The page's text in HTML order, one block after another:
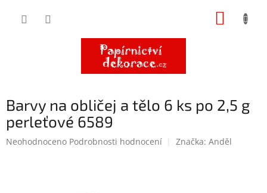
Barvy na obličej a tělo 6 ks po 2,5 g
perleťové 6589
Průměrné
Neohodnoceno Podrobnosti hodnocení Značka: Anděl